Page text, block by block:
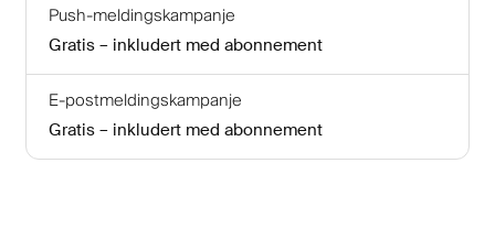
Push-meldingskampanje
Gratis – inkludert med abonnement
E-postmeldingskampanje
Gratis – inkludert med abonnement